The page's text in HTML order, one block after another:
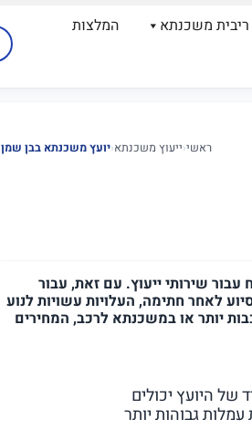
ריבית משכנתא
המלצות
ראשי‹ייעוץ משכנתא‹יועץ משכנתא בבן שמן
לווי משכנתאות בבן שמן ישלמו בממוצע 1,000 ל-3,000 ש”ח עבור שירותי ייעוץ. עם זאת, עבור
לאחר חתימה, העלויות עשויות לנוע
מורכבות יותר או במשכנתא לרכב, המחירים
של היועץ יכולים
גבוהות יותר